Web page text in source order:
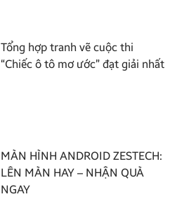
Tổng hợp tranh vẽ cuộc thi
“Chiếc ô tô mơ ước” đạt giải nhất
MÀN HÌNH ANDROID ZESTECH:
LÊN MÀN HAY – NHẬN QUÀ
NGAY